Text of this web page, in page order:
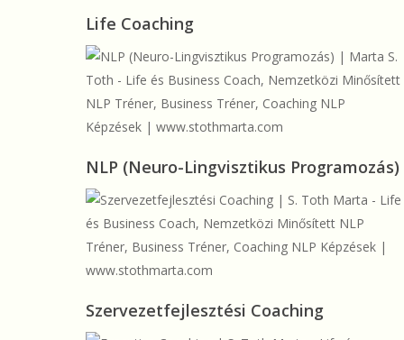
Life
Coaching
Life Coaching
NLP
(Neuro-
Lingvisztikus
Programozás)
NLP (Neuro-Lingvisztikus Programozás)
Szervezetfejlesztési
Coaching
Szervezetfejlesztési Coaching